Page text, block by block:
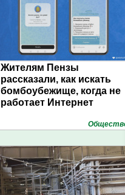
Жителям Пензы
рассказали, как искать
бомбоубежище, когда не
работает Интернет